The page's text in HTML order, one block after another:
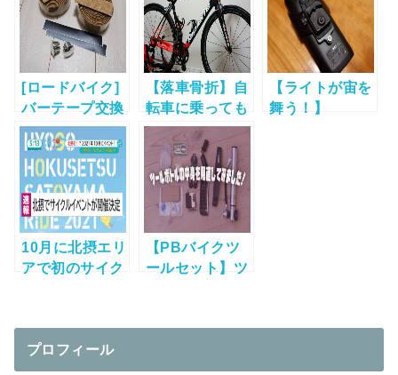
ローブ”購入！
[ロードバイク]
バーテープ交換
してみた。
（San Marco革
→Cycle Proコ
ルク CP-
BT004）
【落車骨折】自
転車に乗っても
よし！ドクター
ストップが解除
になりました！
【ライトが宙を
舞う！】
10月に北摂エリ
アで初のサイク
ライド2021」
が開催！
【PBバイクツ
ールセット】ツ
ました！
プロフィール